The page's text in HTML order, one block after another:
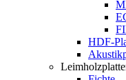
HDF-